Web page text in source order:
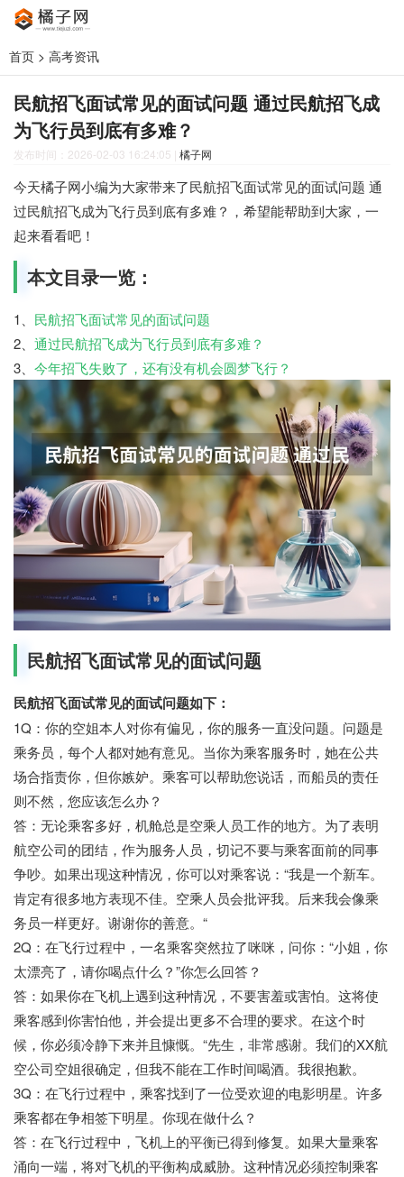
首页 > 高考资讯
民航招飞面试常见的面试问题 通过民航招飞成
为飞行员到底有多难？
发布时间：2026-02-03 16:24:05 | 橘子网
今天橘子网小编为大家带来了民航招飞面试常见的面试问题 通
过民航招飞成为飞行员到底有多难？，希望能帮助到大家，一
起来看看吧！
本文目录一览：
1、 民航招飞面试常见的面试问题
2、 通过民航招飞成为飞行员到底有多难？
3、 今年招飞失败了，还有没有机会圆梦飞行？
民航招飞面试常见的面试问题
民航招飞面试常见的面试问题如下：
1Q：你的空姐本人对你有偏见，你的服务一直没问题。问题是
乘务员，每个人都对她有意见。当你为乘客服务时，她在公共
场合指责你，但你嫉妒。乘客可以帮助您说话，而船员的责任
则不然，您应该怎么办？
答：无论乘客多好，机舱总是空乘人员工作的地方。为了表明
航空公司的团结，作为服务人员，切记不要与乘客面前的同事
争吵。如果出现这种情况，你可以对乘客说：“我是一个新车。
肯定有很多地方表现不佳。空乘人员会批评我。后来我会像乘
务员一样更好。谢谢你的善意。“
2Q：在飞行过程中，一名乘客突然拉了咪咪，问你：“小姐，你
太漂亮了，请你喝点什么？”你怎么回答？
答：如果你在飞机上遇到这种情况，不要害羞或害怕。这将使
乘客感到你害怕他，并会提出更多不合理的要求。在这个时
候，你必须冷静下来并且慷慨。“先生，非常感谢。我们的XX航
空公司空姐很确定，但我不能在工作时间喝酒。我很抱歉。
3Q：在飞行过程中，乘客找到了一位受欢迎的电影明星。许多
乘客都在争相签下明星。你现在做什么？
答：在飞行过程中，飞机上的平衡已得到修复。如果大量乘客
涌向一端，将对飞机的平衡构成威胁。这种情况必须控制乘客